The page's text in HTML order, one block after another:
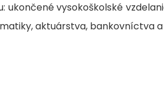
ukončené vysokoškolské
aktuárstva, bankovníctva a